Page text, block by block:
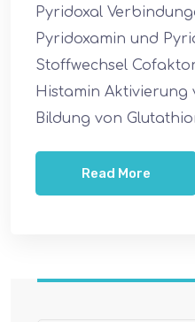
Pyridoxal
Pyridoxamin und
Stoffwechsel
Histamin Aktivierung
Bildung von
Read More